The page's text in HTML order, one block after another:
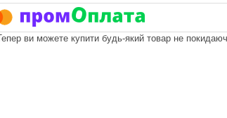
ви можете купити будь-який товар не